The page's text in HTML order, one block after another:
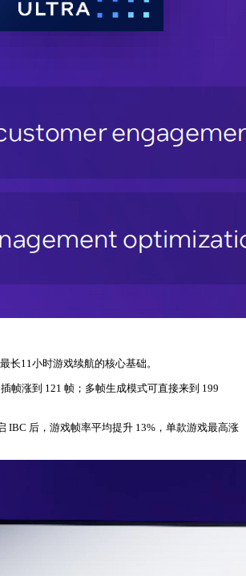
长11小时游戏续航的核心基础。
帧涨到 121 帧；多帧生成模式可直接来到 199
IBC 后，游戏帧率平均提升 13%，单款游戏最高涨